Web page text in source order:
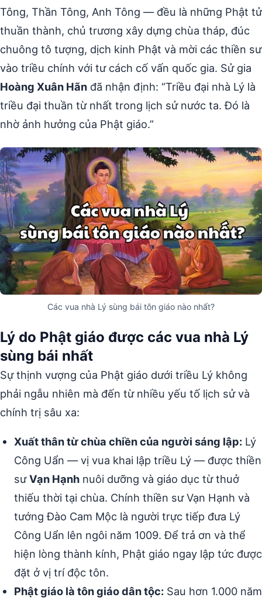
Tông, Thần Tông, Anh Tông — đều là những Phật tử
thuần thành, chủ trương xây dựng chùa tháp, đúc
chuông tô tượng, dịch kinh Phật và mời các thiền sư
vào triều chính với tư cách cố vấn quốc gia. Sử gia
Hoàng Xuân Hãn đã nhận định: “Triều đại nhà Lý là
triều đại thuần từ nhất trong lịch sử nước ta. Đó là
nhờ ảnh hưởng của Phật giáo.”
Các vua nhà Lý sùng bái tôn giáo nào nhất?
Lý do Phật giáo được các vua nhà Lý
sùng bái nhất
Sự thịnh vượng của Phật giáo dưới triều Lý không
phải ngẫu nhiên mà đến từ nhiều yếu tố lịch sử và
chính trị sâu xa:
Xuất thân từ chùa chiền của người sáng lập: Lý
Công Uẩn — vị vua khai lập triều Lý — được thiền
sưVạn Hạnh nuôi dưỡng và giáo dục từ thuở
thiếu thời tại chùa. Chính thiền sư Vạn Hạnh và
tướng Đào Cam Mộc là người trực tiếp đưa Lý
Công Uẩn lên ngôi năm 1009. Để trả ơn và thể
hiện lòng thành kính, Phật giáo ngay lập tức được
đặt ở vị trí độc tôn.
Phật giáo là tôn giáo dân tộc: Sau hơn 1.000 năm